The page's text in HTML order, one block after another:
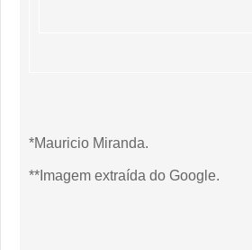
*Mauricio Miranda.
**Imagem extraída do Google.